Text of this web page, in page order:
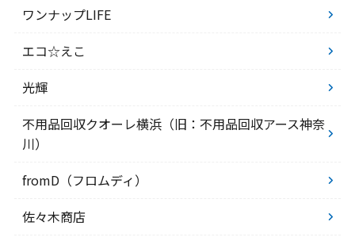
ワンナップLIFE
エコ☆えこ
光輝
不用品回収クオーレ横浜（旧：不用品回収アース神奈
川）
fromD（フロムディ）
佐々木商店